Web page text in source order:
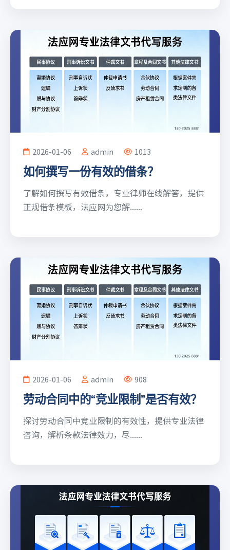
2026-01-06 admin 1013
如何撰写一份有效的借条？
了解如何撰写有效借条，专业律师在线解答，提供
正规借条模板，法应网为您解......
2026-01-06 admin 908
劳动合同中的“竞业限制”是否有效？
探讨劳动合同中竞业限制的有效性，提供专业法律
咨询，解析条款法律效力，尽......